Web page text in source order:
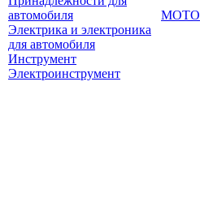
автомобиля
Электрика и электроника
для автомобиля
Инструмент
Электроинструмент
МОТО